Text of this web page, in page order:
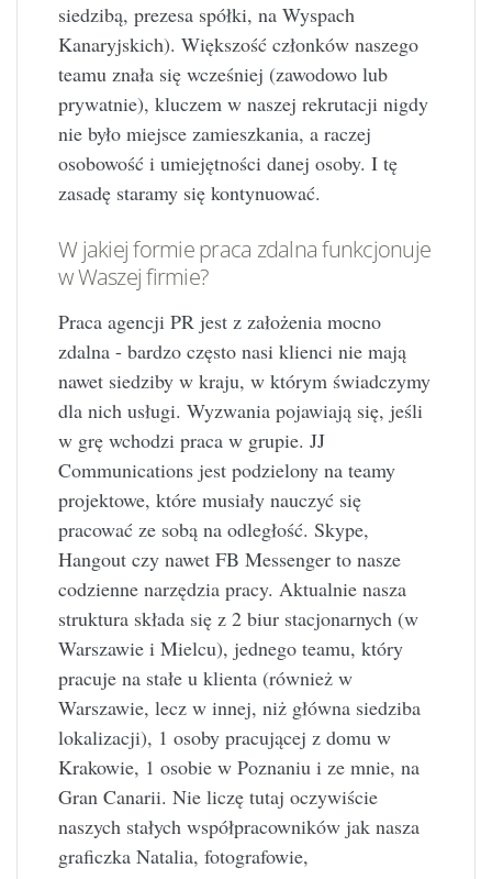
siedzibą, prezesa spółki, na Wyspach
Kanaryjskich). Większość członków naszego
teamu znała się wcześniej (zawodowo lub
prywatnie), kluczem w naszej rekrutacji nigdy
nie było miejsce zamieszkania, a raczej
osobowość i umiejętności danej osoby. I tę
zasadę staramy się kontynuować.
W jakiej formie praca zdalna funkcjonuje
w Waszej firmie?
Praca agencji PR jest z założenia mocno
zdalna - bardzo często nasi klienci nie mają
nawet siedziby w kraju, w którym świadczymy
dla nich usługi. Wyzwania pojawiają się, jeśli
w grę wchodzi praca w grupie. JJ
Communications jest podzielony na teamy
projektowe, które musiały nauczyć się
pracować ze sobą na odległość. Skype,
Hangout czy nawet FB Messenger to nasze
codzienne narzędzia pracy. Aktualnie nasza
struktura składa się z 2 biur stacjonarnych (w
Warszawie i Mielcu), jednego teamu, który
pracuje na stałe u klienta (również w
Warszawie, lecz w innej, niż główna siedziba
lokalizacji), 1 osoby pracującej z domu w
Krakowie, 1 osobie w Poznaniu i ze mnie, na
Gran Canarii. Nie liczę tutaj oczywiście
naszych stałych współpracowników jak nasza
graficzka Natalia, fotografowie,